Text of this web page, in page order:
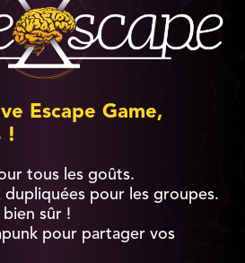
Escape Game,
!
tous les goûts.
dupliquées pour les groupes.
bien sûr !
pour partager vos